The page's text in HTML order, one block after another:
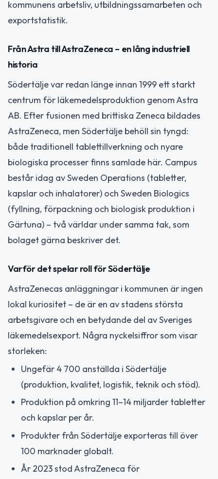
kommunens arbetsliv, utbildningssamarbeten och
exportstatistik.
Från Astra till AstraZeneca – en lång industriell
historia
Södertälje var redan länge innan 1999 ett starkt
centrum för läkemedelsproduktion genom Astra
AB. Efter fusionen med brittiska Zeneca bildades
AstraZeneca, men Södertälje behöll sin tyngd:
både traditionell tablettillverkning och nyare
biologiska processer finns samlade här. Campus
består idag av Sweden Operations (tabletter,
kapslar och inhalatorer) och Sweden Biologics
(fyllning, förpackning och biologisk produktion i
Gärtuna) – två världar under samma tak, som
bolaget gärna beskriver det.
Varför det spelar roll för Södertälje
AstraZenecas anläggningar i kommunen är ingen
lokal kuriositet – de är en av stadens största
arbetsgivare och en betydande del av Sveriges
läkemedelsexport. Några nyckelsiffror som visar
storleken:
Ungefär 4 700 anställda i Södertälje
(produktion, kvalitet, logistik, teknik och stöd).
Produktion på omkring 11–14 miljarder tabletter
och kapslar per år.
Produkter från Södertälje exporteras till över
100 marknader globalt.
År 2023 stod AstraZeneca för